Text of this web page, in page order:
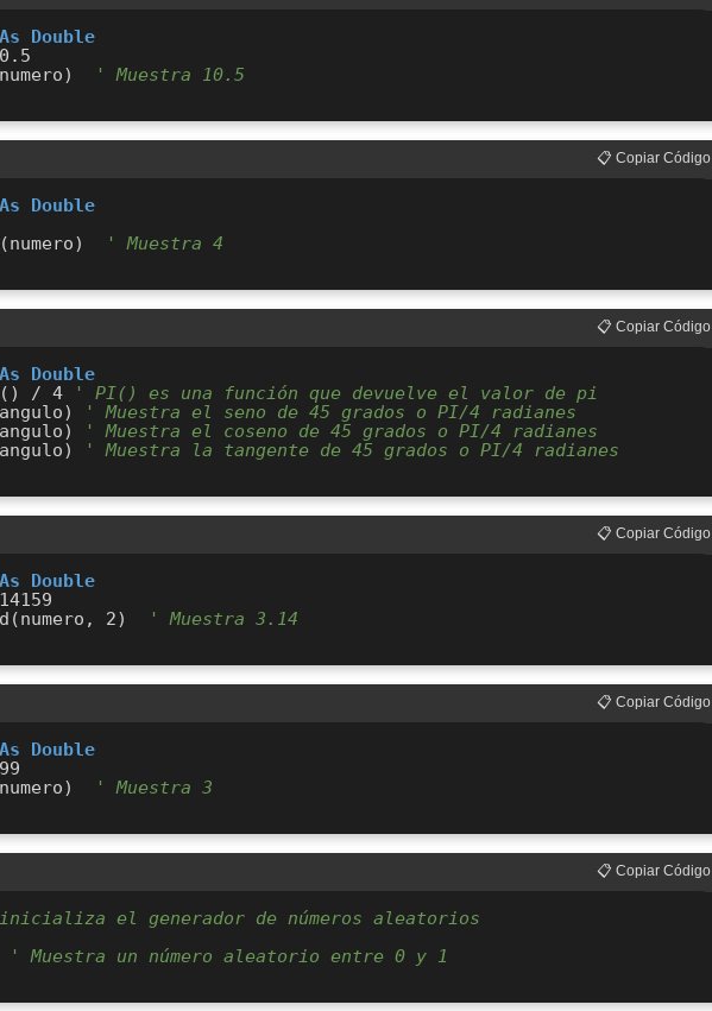
As
Double
' Muestra 10.5
📋 Copiar Código
As
Double
' Muestra 4
📋 Copiar Código
As
Double
/ 4
' PI() es una función que devuelve el valor de pi
' Muestra el seno de 45 grados o PI/4 radianes
' Muestra el coseno de 45 grados o PI/4 radianes
' Muestra la tangente de 45 grados o PI/4 radianes
📋 Copiar Código
As
Double
2) ' Muestra 3.14
📋 Copiar Código
As
Double
' Muestra 3
📋 Copiar Código
el generador de números aleatorios
' Muestra un número aleatorio entre 0 y 1